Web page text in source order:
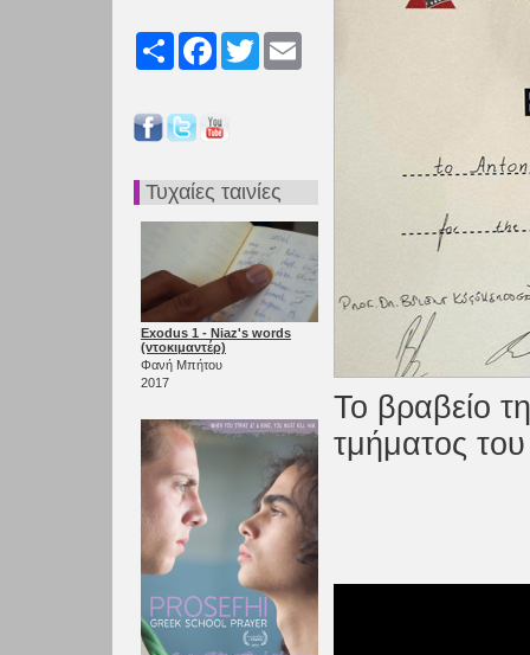
Share FacebookTwitter
Τυχαίες ταινίες
Exodus 1 - Niaz's words
(ντοκιμαντέρ)
Φανή Μπήτου
2017
Το βραβείο
τμήματος